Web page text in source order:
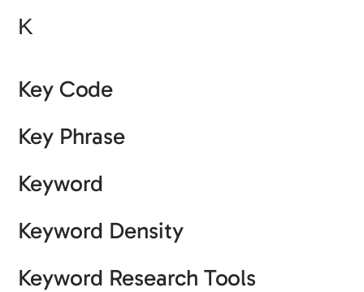
K
Key Code
Key Phrase
Keyword
Keyword Density
Keyword Research Tools